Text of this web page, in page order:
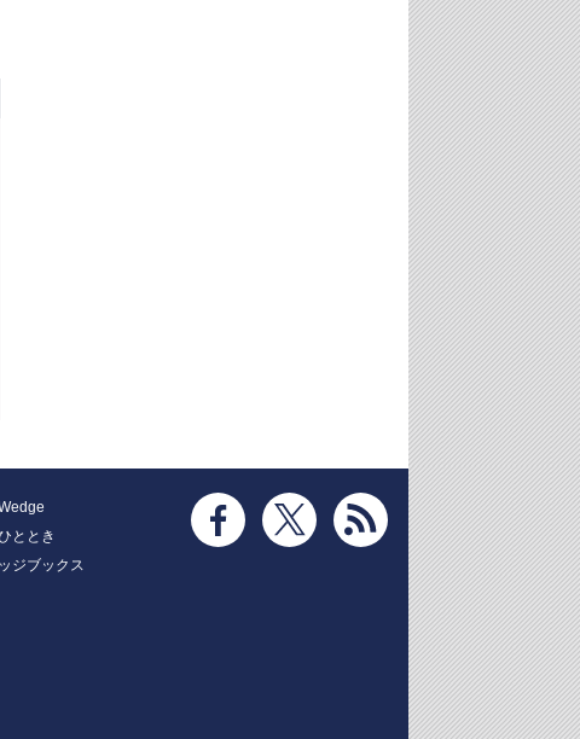
ととき
ジブックス